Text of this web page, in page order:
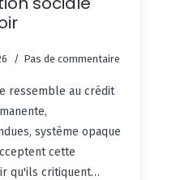
Pas de commentaire
ressemble au crédit
système opaque
cette
qu'ils critiquent…